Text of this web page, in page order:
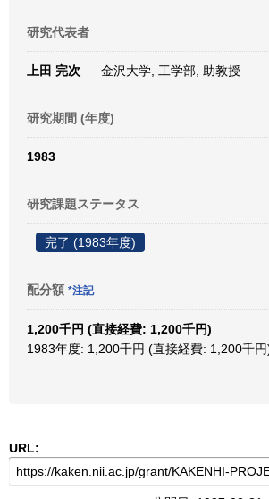
研究代表者
上田 完次 金沢大学, 工学部, 助教授
研究期間 (年度)
1983
研究課題ステータス
完了 (1983年度)
配分額 *注記
1,200千円 (直接経費: 1,200千円)
1983年度: 1,200千円 (直接経費: 1,200千円
URL: